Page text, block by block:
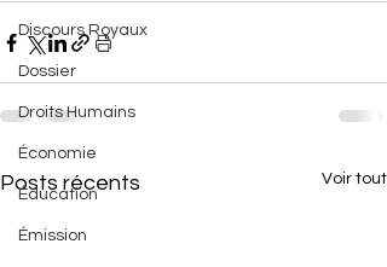
Discours Royaux
Dossier
Droits Humains
Économie
Éducation
Émission
Posts récents Voir tout